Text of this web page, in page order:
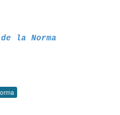
la Norma